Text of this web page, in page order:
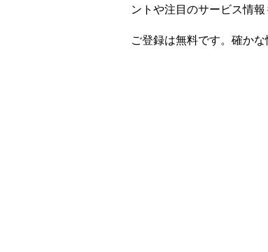
ントや注目のサービス情報
ご登録は無料です。確か